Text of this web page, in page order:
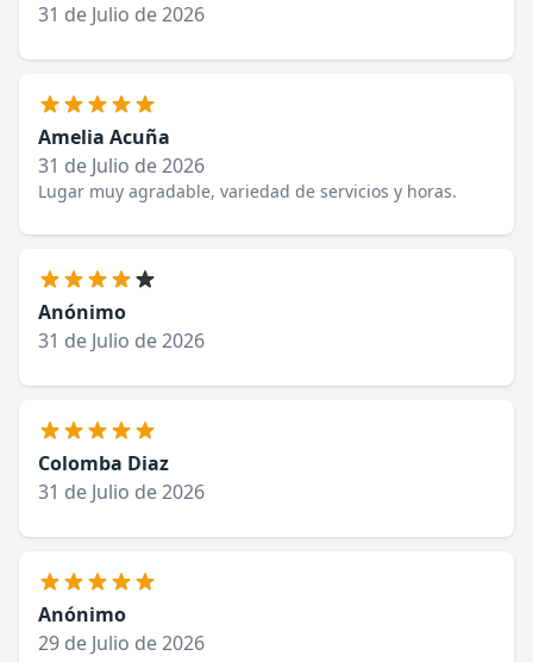
31 de Julio de 2026
Amelia Acuña
31 de Julio de 2026
Lugar muy agradable, variedad de servicios y horas.
Anónimo
31 de Julio de 2026
Colomba Diaz
31 de Julio de 2026
Anónimo
29 de Julio de 2026